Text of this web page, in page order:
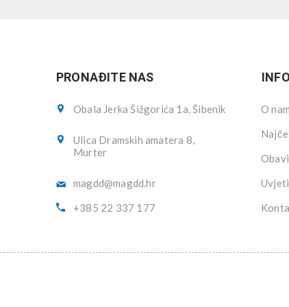
PRONAĐITE NAS
Obala Jerka Šižgorića 1a, Šibenik
Ulica Dramskih amatera 8,
Murter
magdd@magdd.hr
+385 22 337 177
INFO
O